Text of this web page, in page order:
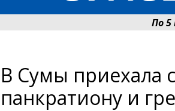
По 5
В Сумы приехала
панкратиону и